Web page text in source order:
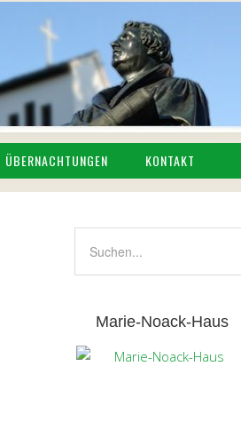
ÜBERNACHTUNGEN KONTAKT
Marie-Noack-Haus